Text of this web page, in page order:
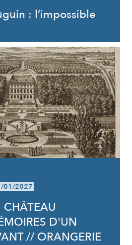
: l’impossible
01/2027
D'UN
// ORANGERIE